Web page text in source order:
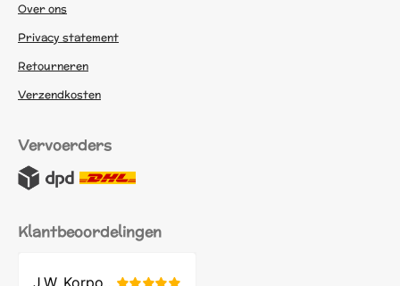
Over ons
Privacy statement
Retourneren
Verzendkosten
Vervoerders
Klantbeoordelingen